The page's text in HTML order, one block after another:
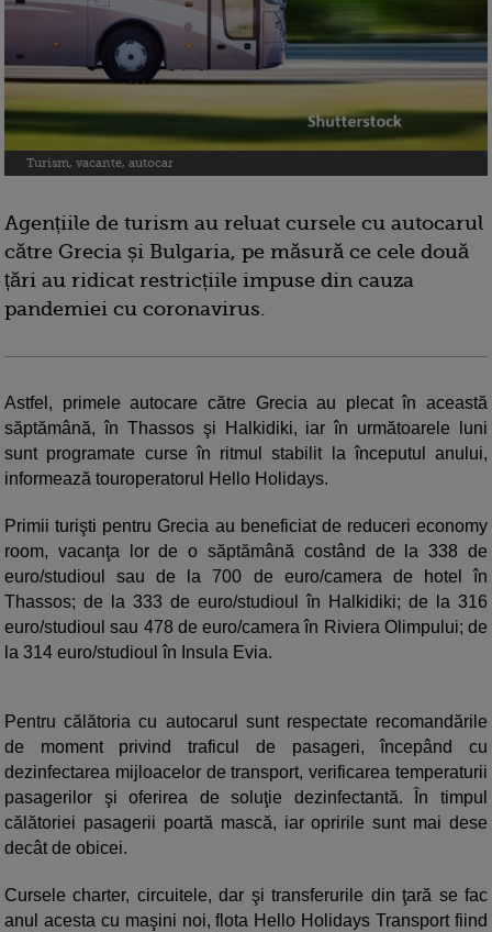
Turism, vacante, autocar
Agențiile de turism au reluat cursele cu autocarul
către Grecia și Bulgaria, pe măsură ce cele două
țări au ridicat restricțiile impuse din cauza
pandemiei cu coronavirus.
Astfel, primele autocare către Grecia au plecat în această
săptămână, în Thassos şi Halkidiki, iar în următoarele luni
sunt programate curse în ritmul stabilit la începutul anului,
informează touroperatorul Hello Holidays.
Primii turişti pentru Grecia au beneficiat de reduceri economy
room, vacanţa lor de o săptămână costând de la 338 de
euro/studioul sau de la 700 de euro/camera de hotel în
Thassos; de la 333 de euro/studioul în Halkidiki; de la 316
euro/studioul sau 478 de euro/camera în Riviera Olimpului; de
la 314 euro/studioul în Insula Evia.
Pentru călătoria cu autocarul sunt respectate recomandările
de moment privind traficul de pasageri, începând cu
dezinfectarea mijloacelor de transport, verificarea temperaturii
pasagerilor şi oferirea de soluţie dezinfectantă. În timpul
călătoriei pasagerii poartă mască, iar opririle sunt mai dese
decât de obicei.
Cursele charter, circuitele, dar şi transferurile din ţară se fac
anul acesta cu maşini noi, flota Hello Holidays Transport fiind